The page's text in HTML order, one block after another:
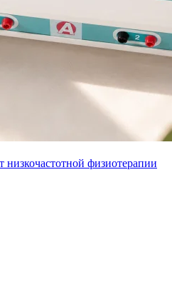
физиотерапии